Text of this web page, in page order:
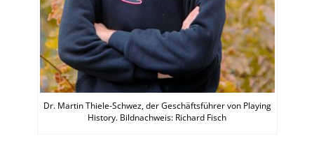
Dr. Martin Thiele-Schwez, der Geschäftsführer von Playing
History. Bildnachweis: Richard Fisch